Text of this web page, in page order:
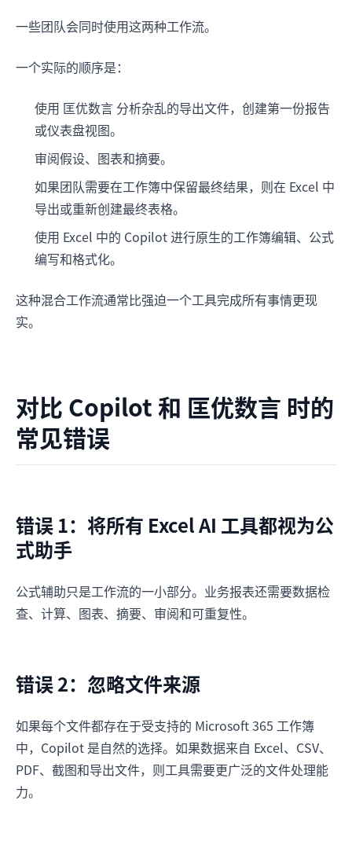
一些团队会同时使用这两种工作流。
一个实际的顺序是：
使用 匡优数言 分析杂乱的导出文件，创建第一份报告
或仪表盘视图。
审阅假设、图表和摘要。
如果团队需要在工作簿中保留最终结果，则在 Excel 中
导出或重新创建最终表格。
使用 Excel 中的 Copilot 进行原生的工作簿编辑、公式
编写和格式化。
这种混合工作流通常比强迫一个工具完成所有事情更现
实。
对比 Copilot 和 匡优数言 时的
常见错误
错误 1：将所有 Excel AI 工具都视为公
式助手
公式辅助只是工作流的一小部分。业务报表还需要数据检
查、计算、图表、摘要、审阅和可重复性。
错误 2：忽略文件来源
如果每个文件都存在于受支持的 Microsoft 365 工作簿
中，Copilot 是自然的选择。如果数据来自 Excel、CSV、
PDF、截图和导出文件，则工具需要更广泛的文件处理能
力。